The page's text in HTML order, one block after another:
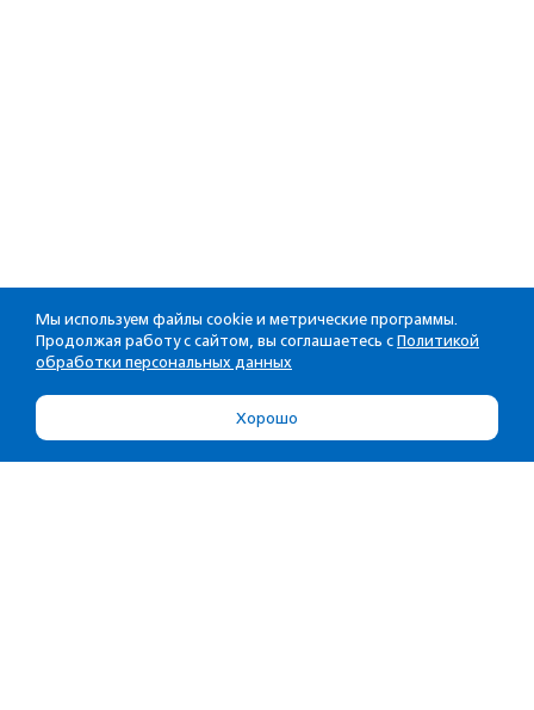
Мы используем файлы cookie и метрические программы.
Продолжая работу с сайтом, вы соглашаетесь с Политикой
обработки персональных данных
Хорошо